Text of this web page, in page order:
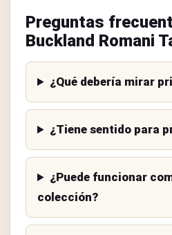
Preguntas
Buckland Romani
¿Qué debería mirar
¿Tiene sentido para
¿Puede funcionar
colección?